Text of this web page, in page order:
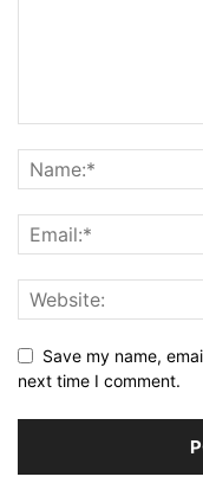
Save my name,
next time I comment.